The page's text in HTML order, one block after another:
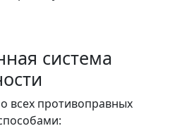
система
противоправных